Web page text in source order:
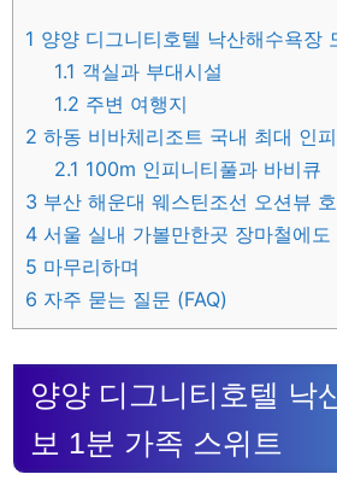
1 양양 디그니티호텔 낙산해수욕장
1.1 객실과 부대시설
1.2 주변 여행지
2 하동 비바체리조트 국내 최대 인
2.1 100m 인피니티풀과 바비큐
3 부산 해운대 웨스틴조선 오션뷰
4 서울 실내 가볼만한곳 장마철에
5 마무리하며
6 자주 묻는 질문 (FAQ)
양양 디그니티호텔 낙
보 1분 가족 스위트